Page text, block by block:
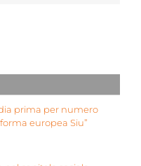
prima per numero
europea Siu”